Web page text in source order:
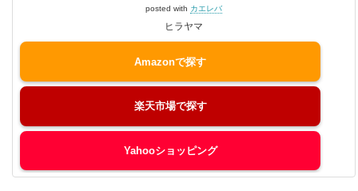
posted with カエレバ
ヒラヤマ
Amazon
楽天市場
Yahooショッピング